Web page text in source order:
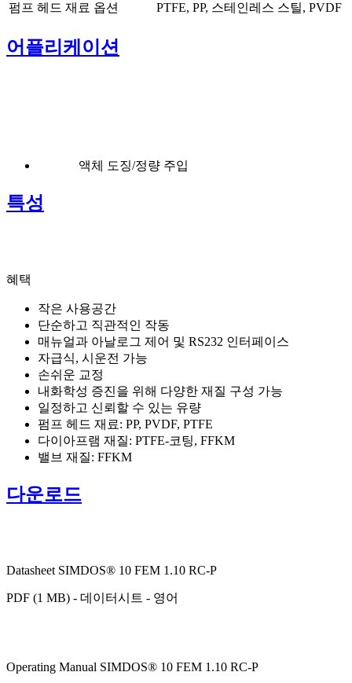
펌프 헤드 재료 옵션
PTFE, PP, 스테인레스 스틸, PVDF
어플리케이션
액체 도징/정량 주입
특성
혜택
작은 사용공간
단순하고 직관적인 작동
매뉴얼과 아날로그 제어 및 RS232 인터페이스
자급식, 시운전 가능
손쉬운 교정
내화학성 증진을 위해 다양한 재질 구성 가능
일정하고 신뢰할 수 있는 유량
펌프 헤드 재료: PP, PVDF, PTFE
다이아프램 재질: PTFE-코팅, FFKM
밸브 재질: FFKM
다운로드
Datasheet SIMDOS® 10 FEM 1.10 RC-P
PDF (1 MB) - 데이터시트 - 영어
Operating Manual SIMDOS® 10 FEM 1.10 RC-P